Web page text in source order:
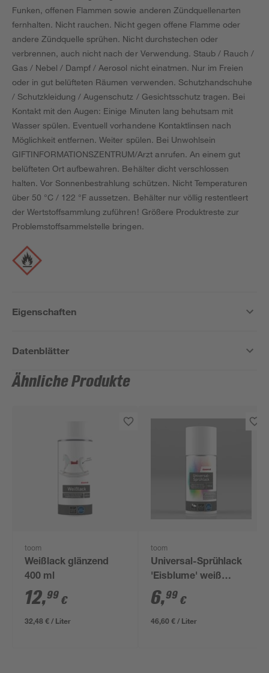
Funken, offenen Flammen sowie anderen Zündquellenarten
fernhalten. Nicht rauchen. Nicht gegen offene Flamme oder
andere Zündquelle sprühen. Nicht durchstechen oder
verbrennen, auch nicht nach der Verwendung. Staub / Rauch /
Gas / Nebel / Dampf / Aerosol nicht einatmen. Nur im Freien
oder in gut belüfteten Räumen verwenden. Schutzhandschuhe
/ Schutzkleidung / Augenschutz / Gesichtsschutz tragen. Bei
Kontakt mit den Augen: Einige Minuten lang behutsam mit
Wasser spülen. Eventuell vorhandene Kontaktlinsen nach
Möglichkeit entfernen. Weiter spülen. Bei Unwohlsein
GIFTINFORMATIONSZENTRUM/Arzt anrufen. An einem gut
belüfteten Ort aufbewahren. Behälter dicht verschlossen
halten. Vor Sonnenbestrahlung schützen. Nicht Temperaturen
über 50 °C / 122 °F aussetzen. Behälter nur völlig restentleert
der Wertstoffsammlung zuführen! Größere Produktreste zur
Problemstoffsammelstelle bringen.
Eigenschaften
Datenblätter
Ähnliche Produkte
toom
Weißlack glänzend
400 ml
12,99 €
32,48 € / Liter
toom
Universal-Sprühlack
'Eisblume' weiß
glänzend 150 ml
6,99 €
46,60 € / Liter